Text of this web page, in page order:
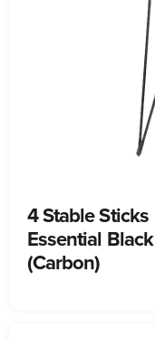
4 Stable Sticks
Essential Black
(Carbon)